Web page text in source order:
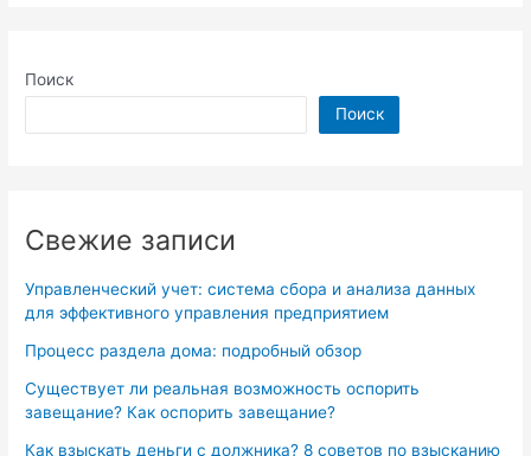
Поиск
Поиск
Свежие записи
Управленческий учет: система сбора и анализа данных
для эффективного управления предприятием
Процесс раздела дома: подробный обзор
Существует ли реальная возможность оспорить
завещание? Как оспорить завещание?
Как взыскать деньги с должника? 8 советов по взысканию